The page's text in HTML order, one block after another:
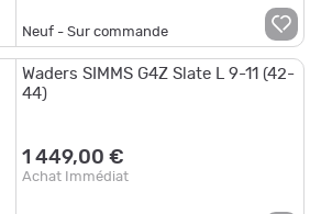
Neuf - Sur commande
Waders SIMMS G4Z Slate L 9-11 (42-
44)
1 449,00 €
Achat Immédiat